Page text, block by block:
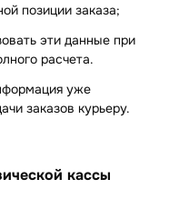
позиции заказа;
эти данные при
расчета.
уже
заказов курьеру.
кассы